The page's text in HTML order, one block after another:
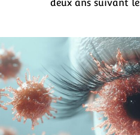
deux ans suivant